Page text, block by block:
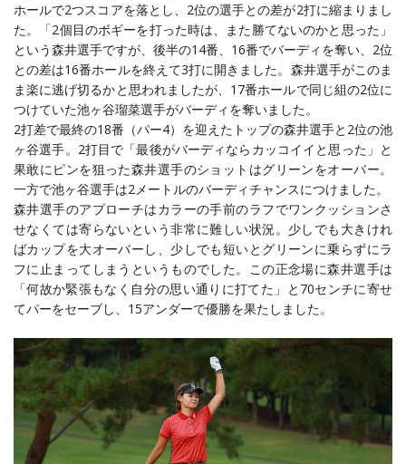
ホールで2つスコアを落とし、2位の選手との差が2打に縮まりまし
た。「2個目のボギーを打った時は、また勝てないのかと思った」
という森井選手ですが、後半の14番、16番でバーディを奪い、2位
との差は16番ホールを終えて3打に開きました。森井選手がこのま
ま楽に逃げ切るかと思われましたが、17番ホールで同じ組の2位に
つけていた池ヶ谷瑠菜選手がバーディを奪いました。
2打差で最終の18番（パー4）を迎えたトップの森井選手と2位の池
ヶ谷選手。2打目で「最後がバーディならカッコイイと思った」と
果敢にピンを狙った森井選手のショットはグリーンをオーバー。
一方で池ヶ谷選手は2メートルのバーディチャンスにつけました。
森井選手のアプローチはカラーの手前のラフでワンクッションさ
せなくては寄らないという非常に難しい状況。少しでも大きけれ
ばカップを大オーバーし、少しでも短いとグリーンに乗らずにラ
フに止まってしまうというものでした。この正念場に森井選手は
「何故か緊張もなく自分の思い通りに打てた」と70センチに寄せ
てパーをセーブし、15アンダーで優勝を果たしました。